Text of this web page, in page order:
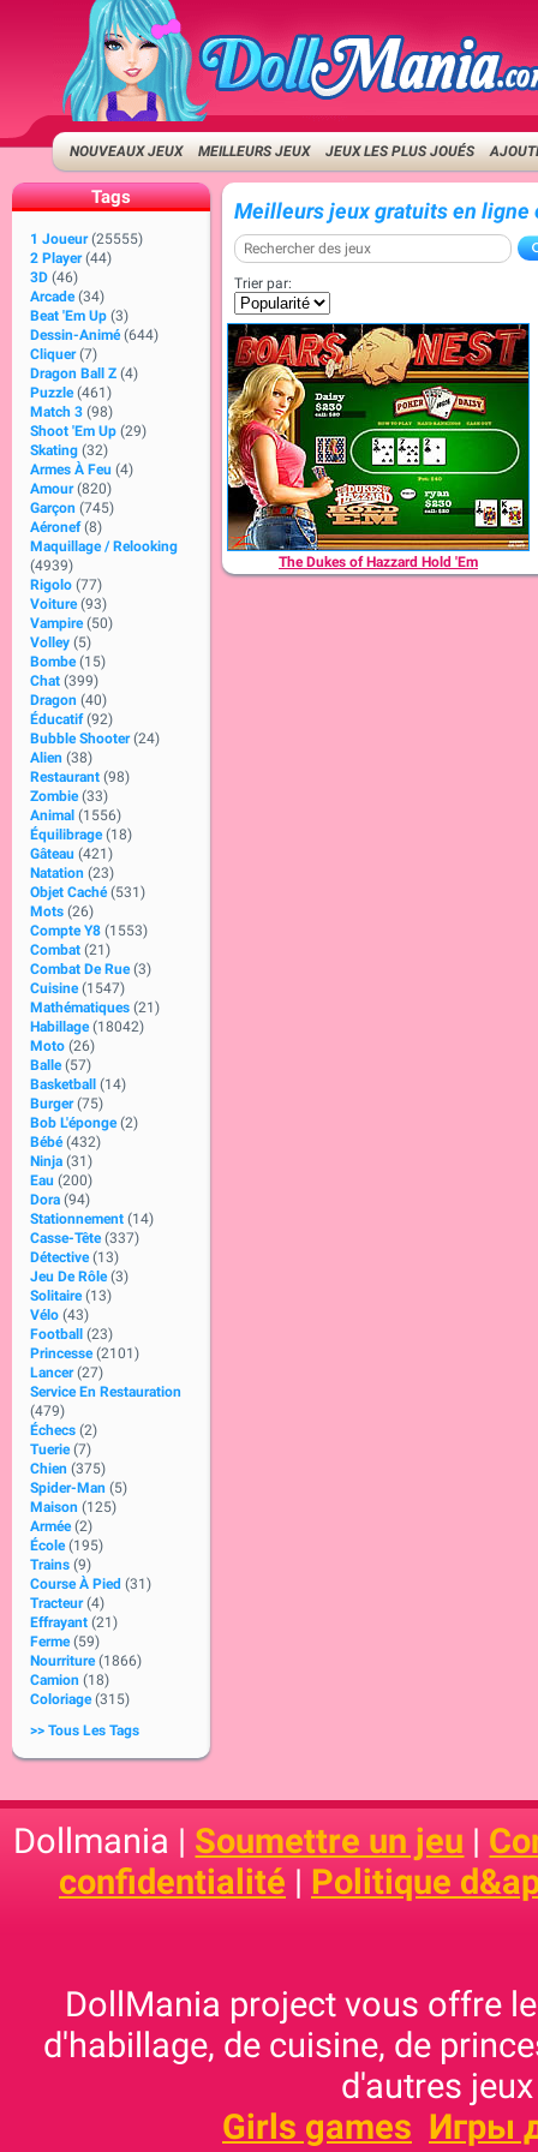
NOUVEAUX JEUX MEILLEURS JEUX JEUX LES PLUS JOUÉS
Tags
1 Joueur (25555)
2 Player (44)
3D (46)
Arcade (34)
Beat 'Em Up (3)
Dessin-Animé (644)
Cliquer (7)
Dragon Ball Z (4)
Puzzle (461)
Match 3 (98)
Shoot 'Em Up (29)
Skating (32)
Armes À Feu (4)
Amour (820)
Garçon (745)
Aéronef (8)
Maquillage / Relooking
(4939)
Rigolo (77)
Voiture (93)
Vampire (50)
Volley (5)
Bombe (15)
Chat (399)
Dragon (40)
Éducatif (92)
Bubble Shooter (24)
Alien (38)
Restaurant (98)
Zombie (33)
Animal (1556)
Équilibrage (18)
Gâteau (421)
Natation (23)
Objet Caché (531)
Mots (26)
Compte Y8 (1553)
Combat (21)
Combat De Rue (3)
Cuisine (1547)
Mathématiques (21)
Habillage (18042)
Moto (26)
Balle (57)
Basketball
(14)
Burger (75)
Bob L'éponge (2)
Bébé (432)
Ninja (31)
Eau (200)
Dora (94)
Stationnement (14)
Casse-Tête (337)
Détective (13)
Jeu De Rôle (3)
Solitaire (13)
Vélo (43)
Football
(23)
Princesse (2101)
Lancer (27)
Service En Restauration
(479)
Échecs (2)
Tuerie (7)
Chien (375)
Spider-Man (5)
Maison (125)
Armée (2)
École (195)
Trains (9)
Course À Pied (31)
Tracteur (4)
Effrayant (21)
Ferme (59)
Nourriture (1866)
Camion (18)
Coloriage (315)
>> Tous Les Tags
Meilleurs jeux gratuits en ligne
Trier par:
The Dukes of Hazzard Hold 'Em
Dollmania | Soumettre un jeu |
confidentialité | Politique
DollMania project vous offre
d'habillage, de cuisine, de
d'autres
Girls games Игры